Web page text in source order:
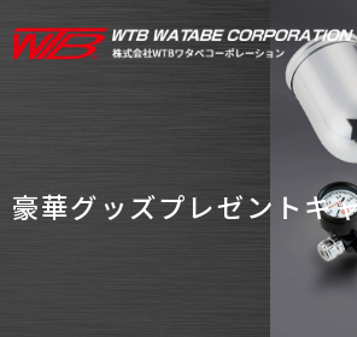
豪華グッズプレゼントキ